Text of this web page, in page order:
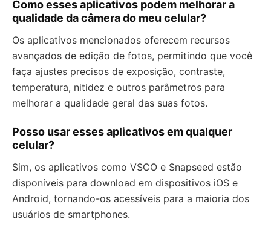
Como esses aplicativos podem melhorar a
qualidade da câmera do meu celular?
Os aplicativos mencionados oferecem recursos
avançados de edição de fotos, permitindo que você
faça ajustes precisos de exposição, contraste,
temperatura, nitidez e outros parâmetros para
melhorar a qualidade geral das suas fotos.
Posso usar esses aplicativos em qualquer
celular?
Sim, os aplicativos como VSCO e Snapseed estão
disponíveis para download em dispositivos iOS e
Android, tornando-os acessíveis para a maioria dos
usuários de smartphones.